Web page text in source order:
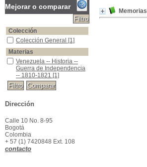
Mejorar o comparar
Colección
Colección General
Colección General [1]
Materias
Venezuela -- Historia -- Guerra de Independencia --
Venezuela -- Historia --
Guerra de Independencia
-- 1810-1821 [1]
Dirección
Calle 10 No. 8-95
Bogotá
Colombia
+ 57 (1) 7420848 Ext. 108
contacto